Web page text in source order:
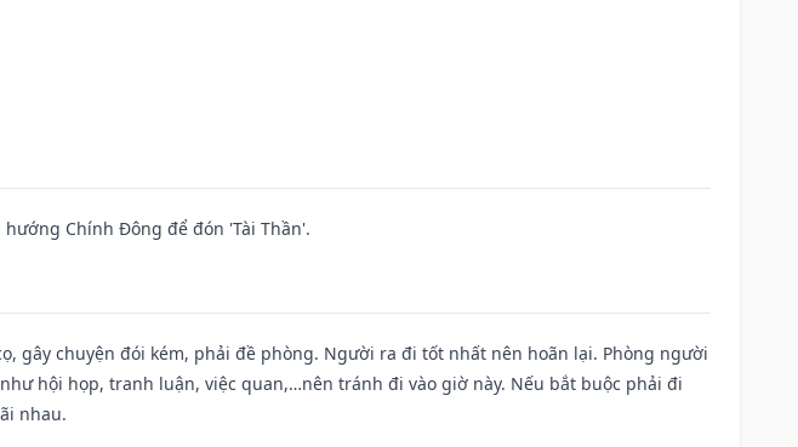
Chính Đông để đón 'Tài Thần'.
gây chuyện đói kém, phải đề phòng. Người ra đi tốt nhất nên hoãn lại. Phòng người
hội họp, tranh luận, việc quan,…nên tránh đi vào giờ này. Nếu bắt buộc phải đi
nhau.